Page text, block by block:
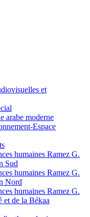
et
arabe moderne
Espace
humaines Ramez G.
Sud
humaines Ramez G.
Nord
humaines Ramez G.
et de la Békaa